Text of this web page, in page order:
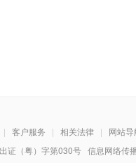
| 客户服务 | 相关法律 | 网站导
证（粤）字第030号 信息网络